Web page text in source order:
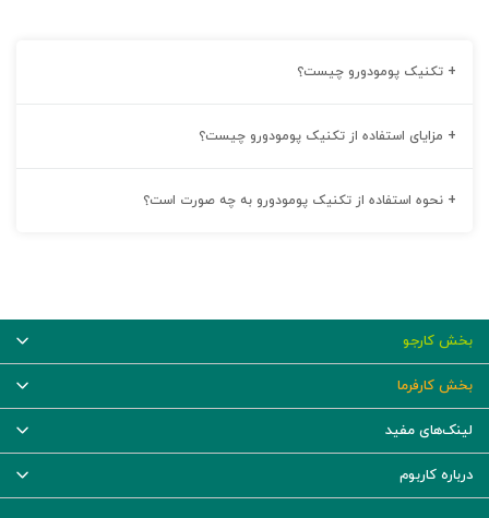
+ تکنیک پومودورو چیست؟
+ مزایای استفاده از تکنیک پومودورو چیست؟
+ نحوه استفاده از تکنیک پومودورو به چه صورت است؟
بخش کارجو
بخش کارفرما
لینک‌های مفید
درباره کاربوم